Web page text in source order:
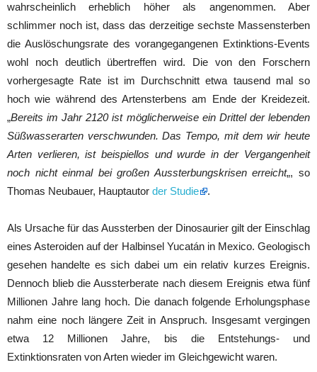
wahrscheinlich erheblich höher als angenommen. Aber
schlimmer noch ist, dass das derzeitige sechste Massensterben
die Auslöschungsrate des vorangegangenen Extinktions-Events
wohl noch deutlich übertreffen wird. Die von den Forschern
vorhergesagte Rate ist im Durchschnitt etwa tausend mal so
hoch wie während des Artensterbens am Ende der Kreidezeit.
„Bereits im Jahr 2120 ist möglicherweise ein Drittel der lebenden
Süßwasserarten verschwunden. Das Tempo, mit dem wir heute
Arten verlieren, ist beispiellos und wurde in der Vergangenheit
noch nicht einmal bei großen Aussterbungskrisen erreicht„, so
Thomas Neubauer, Hauptautor der Studie .
Als Ursache für das Aussterben der Dinosaurier gilt der Einschlag
eines Asteroiden auf der Halbinsel Yucatán in Mexico. Geologisch
gesehen handelte es sich dabei um ein relativ kurzes Ereignis.
Dennoch blieb die Aussterberate nach diesem Ereignis etwa fünf
Millionen Jahre lang hoch. Die danach folgende Erholungsphase
nahm eine noch längere Zeit in Anspruch. Insgesamt vergingen
etwa 12 Millionen Jahre, bis die Entstehungs- und
Extinktionsraten von Arten wieder im Gleichgewicht waren.